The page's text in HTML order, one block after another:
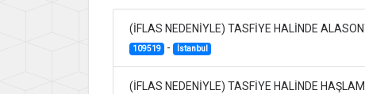
(İFLAS NEDENİYLE) TASFİYE HALİNDE
109519 - İstanbul
(İFLAS NEDENİYLE) TASFİYE HALİNDE